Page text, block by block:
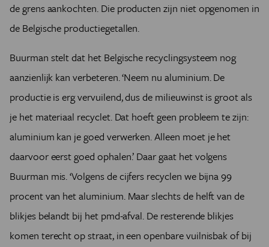
de grens aankochten. Die producten zijn niet opgenomen in
de Belgische productiegetallen.
Buurman stelt dat het Belgische recyclingsysteem nog
aanzienlijk kan verbeteren. ‘Neem nu aluminium. De
productie is erg vervuilend, dus de milieuwinst is groot als
je het materiaal recyclet. Dat hoeft geen probleem te zijn:
aluminium kan je goed verwerken. Alleen moet je het
daarvoor eerst goed ophalen.’ Daar gaat het volgens
Buurman mis. ‘Volgens de cijfers recyclen we bijna 99
procent van het aluminium. Maar slechts de helft van de
blikjes belandt bij het pmd-afval. De resterende blikjes
komen terecht op straat, in een openbare vuilnisbak of bij